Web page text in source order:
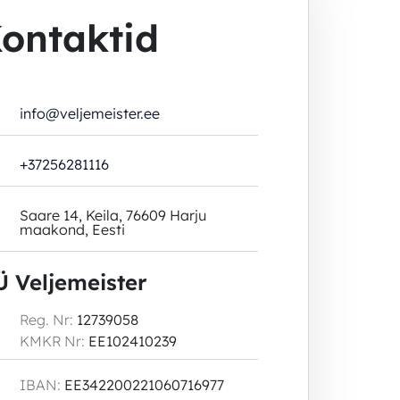
info@veljemeister.ee
+37256281116
Saare 14, Keila, 76609 Harju
maakond, Eesti
Veljemeister
Reg. Nr: 12739058
KMKR Nr: EE102410239
IBAN: EE342200221060716977